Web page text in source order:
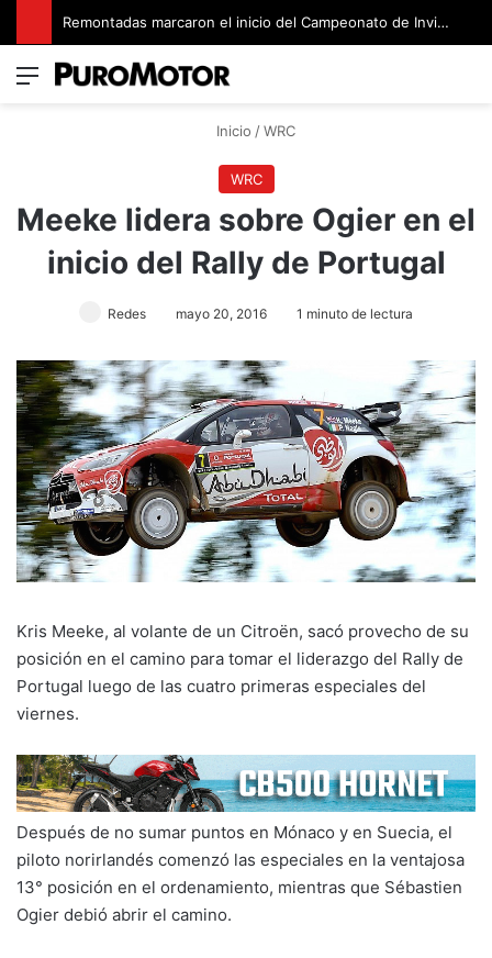
Remontadas marcaron el inicio del Campeonato de Invierno de Kartismo
Menú
Inicio / WRC
WRC
Meeke lidera sobre Ogier en el
inicio del Rally de Portugal
Redes mayo 20, 2016 1 minuto de lectura
Kris Meeke, al volante de un Citroën, sacó provecho de su
posición en el camino para tomar el liderazgo del Rally de
Portugal luego de las cuatro primeras especiales del
viernes.
Después de no sumar puntos en Mónaco y en Suecia, el
piloto norirlandés comenzó las especiales en la ventajosa
13° posición en el ordenamiento, mientras que Sébastien
Ogier debió abrir el camino.